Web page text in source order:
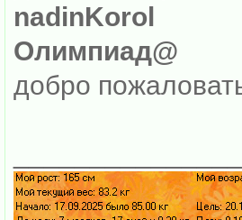
nadinKorol
Олимпиад@
добро